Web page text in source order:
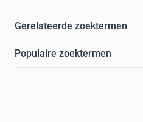
Gerelateerde zoektermen
Populaire zoektermen